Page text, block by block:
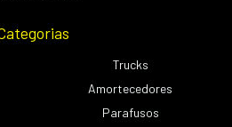
Trucks
Amortecedores
Parafusos